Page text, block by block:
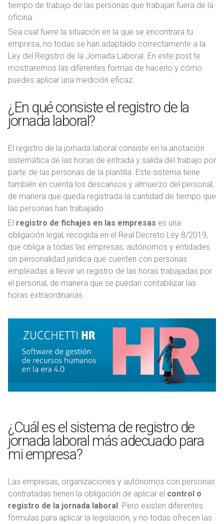
tiempo de trabajo de las personas que trabajan fuera de la
oficina.
Sea cual fuere la situación en la que se encontrara tu
empresa, no todas se han adaptado correctamente a la
Ley del Registro de la Jornada Laboral. En este post te
mostraremos las diferentes formas de hacerlo y cómo
puedes aplicar una medición eficaz.
¿En qué consiste el registro de la
jornada laboral?
El registro de la jornada laboral consiste en la anotación
sistemática de las horas de entrada y salida del trabajo por
parte de las personas de la plantilla. Este sistema tiene
también en cuenta los descansos y almuerzo del personal,
de manera que queda registrada la cantidad de tiempo que
las personas han trabajado.
El registro de fichajes en las empresas es una
obligación legal, recogida en el Real Decreto Ley 8/2019,
que obliga a todas las empresas, autónomos y entidades
sin personalidad jurídica que cuenten con personas
empleadas a llevar un registro de las horas trabajadas por
el personal, de manera que se puedan contabilizar las
horas extraordinarias.
¿Cuál es el sistema de registro de
jornada laboral más adecuado para
mi empresa?
Las empresas, organizaciones y autónomos con personas
contratadas tienen la obligación de aplicar el control o
registro de la jornada laboral . Pero existen diferentes
fórmulas para aplicar la legislación, y no todas ofrecen las